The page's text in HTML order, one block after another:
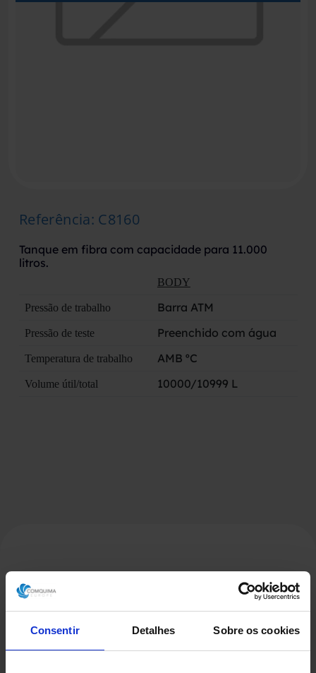
Consentir Detalhes Sobre os cookies
Referência: C8160
Tanque em fibra com capacidade para 11.000
litros.
BODY
Pressão de trabalho Barra ATM
Pressão de teste Preenchido com água
Temperatura de trabalho AMB ºC
Volume útil/total 10000/10999 L
Produtos Relacionados